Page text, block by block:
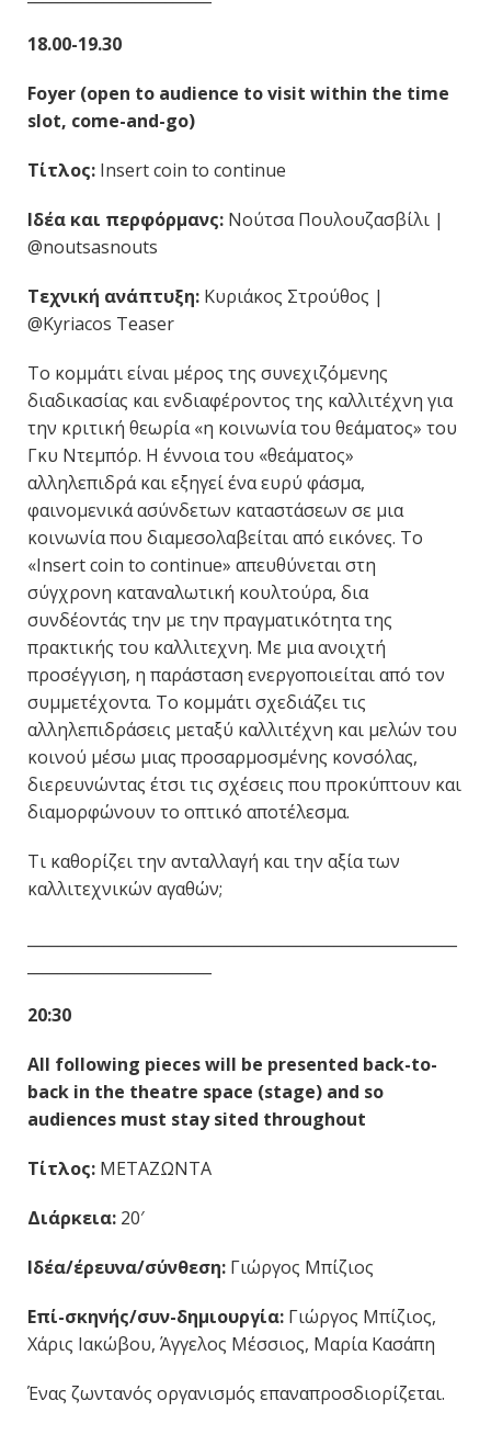
18.00-19.30
Foyer (open to audience to visit within the time
slot, come-and-go)
Τίτλος: Insert coin to continue
Ιδέα και περφόρμανς: Νούτσα Πουλουζασβίλι |
@noutsasnouts
Τεχνική ανάπτυξη: Κυριάκος Στρούθος |
@Kyriacos Teaser
Το κομμάτι είναι μέρος της συνεχιζόμενης
διαδικασίας και ενδιαφέροντος της καλλιτέχνη για
την κριτική θεωρία «η κοινωνία του θεάματος» του
Γκυ Ντεμπόρ. Η έννοια του «θεάματος»
αλληλεπιδρά και εξηγεί ένα ευρύ φάσμα,
φαινομενικά ασύνδετων καταστάσεων σε μια
κοινωνία που διαμεσολαβείται από εικόνες. Το
«Insert coin to continue» απευθύνεται στη
σύγχρονη καταναλωτική κουλτούρα, δια
συνδέοντάς την με την πραγματικότητα της
πρακτικής του καλλιτεχνη. Με μια ανοιχτή
προσέγγιση, η παράσταση ενεργοποιείται από τον
συμμετέχοντα. Το κομμάτι σχεδιάζει τις
αλληλεπιδράσεις μεταξύ καλλιτέχνη και μελών του
κοινού μέσω μιας προσαρμοσμένης κονσόλας,
διερευνώντας έτσι τις σχέσεις που προκύπτουν και
διαμορφώνουν το οπτικό αποτέλεσμα.
Τι καθορίζει την ανταλλαγή και την αξία των
καλλιτεχνικών αγαθών;
20:30
All following pieces will be presented back-to-
back in the theatre space (stage) and so
audiences must stay sited throughout
Τίτλος: ΜΕΤΑΖΩΝΤΑ
Διάρκεια: 20′
Ιδέα/έρευνα/σύνθεση: Γιώργος Μπίζιος
Επί-σκηνής/συν-δημιουργία: Γιώργος Μπίζιος,
Χάρις Ιακώβου, Άγγελος Μέσσιος, Μαρία Κασάπη
Ένας ζωντανός οργανισμός επαναπροσδιορίζεται.